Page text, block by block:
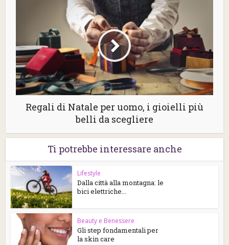
Regali di Natale per uomo, i gioielli più
belli da scegliere
Ti potrebbe interessare anche
Lifestyle
Dalla città alla montagna: le
bici elettriche...
Beauty e Benessere
Gli step fondamentali per
la skin care